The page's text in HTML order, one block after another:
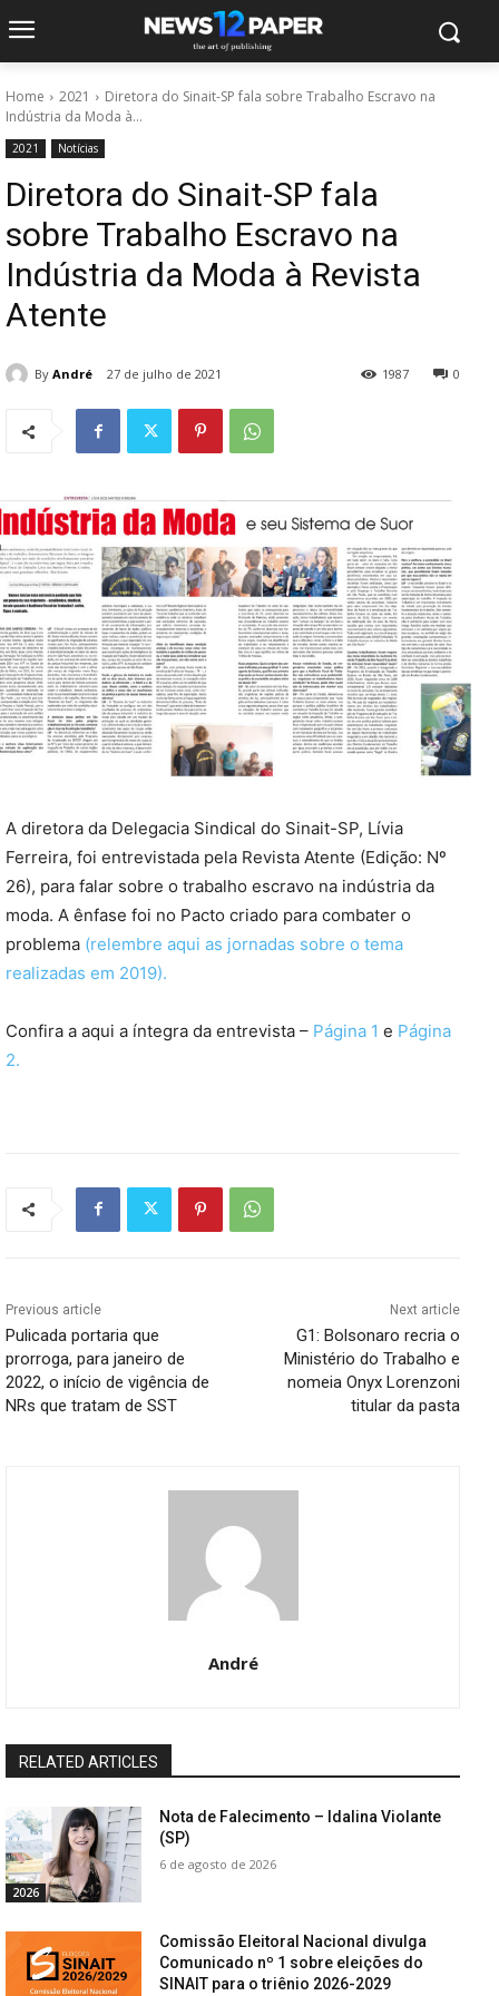
Home 2021
Diretora do Sinait-SP fala sobre Trabalho Escravo na
Indústria da Moda à...
2021 Notícias
Diretora do Sinait-SP fala
sobre Trabalho Escravo na
Indústria da Moda à Revista
Atente
By André 27 de julho de 2021 0
1987
A diretora da Delegacia Sindical do Sinait-SP, Lívia
Ferreira, foi entrevistada pela Revista Atente (Edição: Nº
26), para falar sobre o trabalho escravo na indústria da
moda. A ênfase foi no Pacto criado para combater o
problema (relembre aqui as jornadas sobre o tema
realizadas em 2019).
Confira a aqui a íntegra da entrevista – Página 1 e Página
2.
Previous article
Pulicada portaria que
prorroga, para janeiro de
2022, o início de vigência de
NRs que tratam de SST
Next article
G1: Bolsonaro recria o
Ministério do Trabalho e
nomeia Onyx Lorenzoni
titular da pasta
André
RELATED ARTICLES
2026
Nota de Falecimento – Idalina Violante
(SP)
6 de agosto de 2026
Comissão Eleitoral Nacional divulga
Comunicado nº 1 sobre eleições do
SINAIT para o triênio 2026-2029